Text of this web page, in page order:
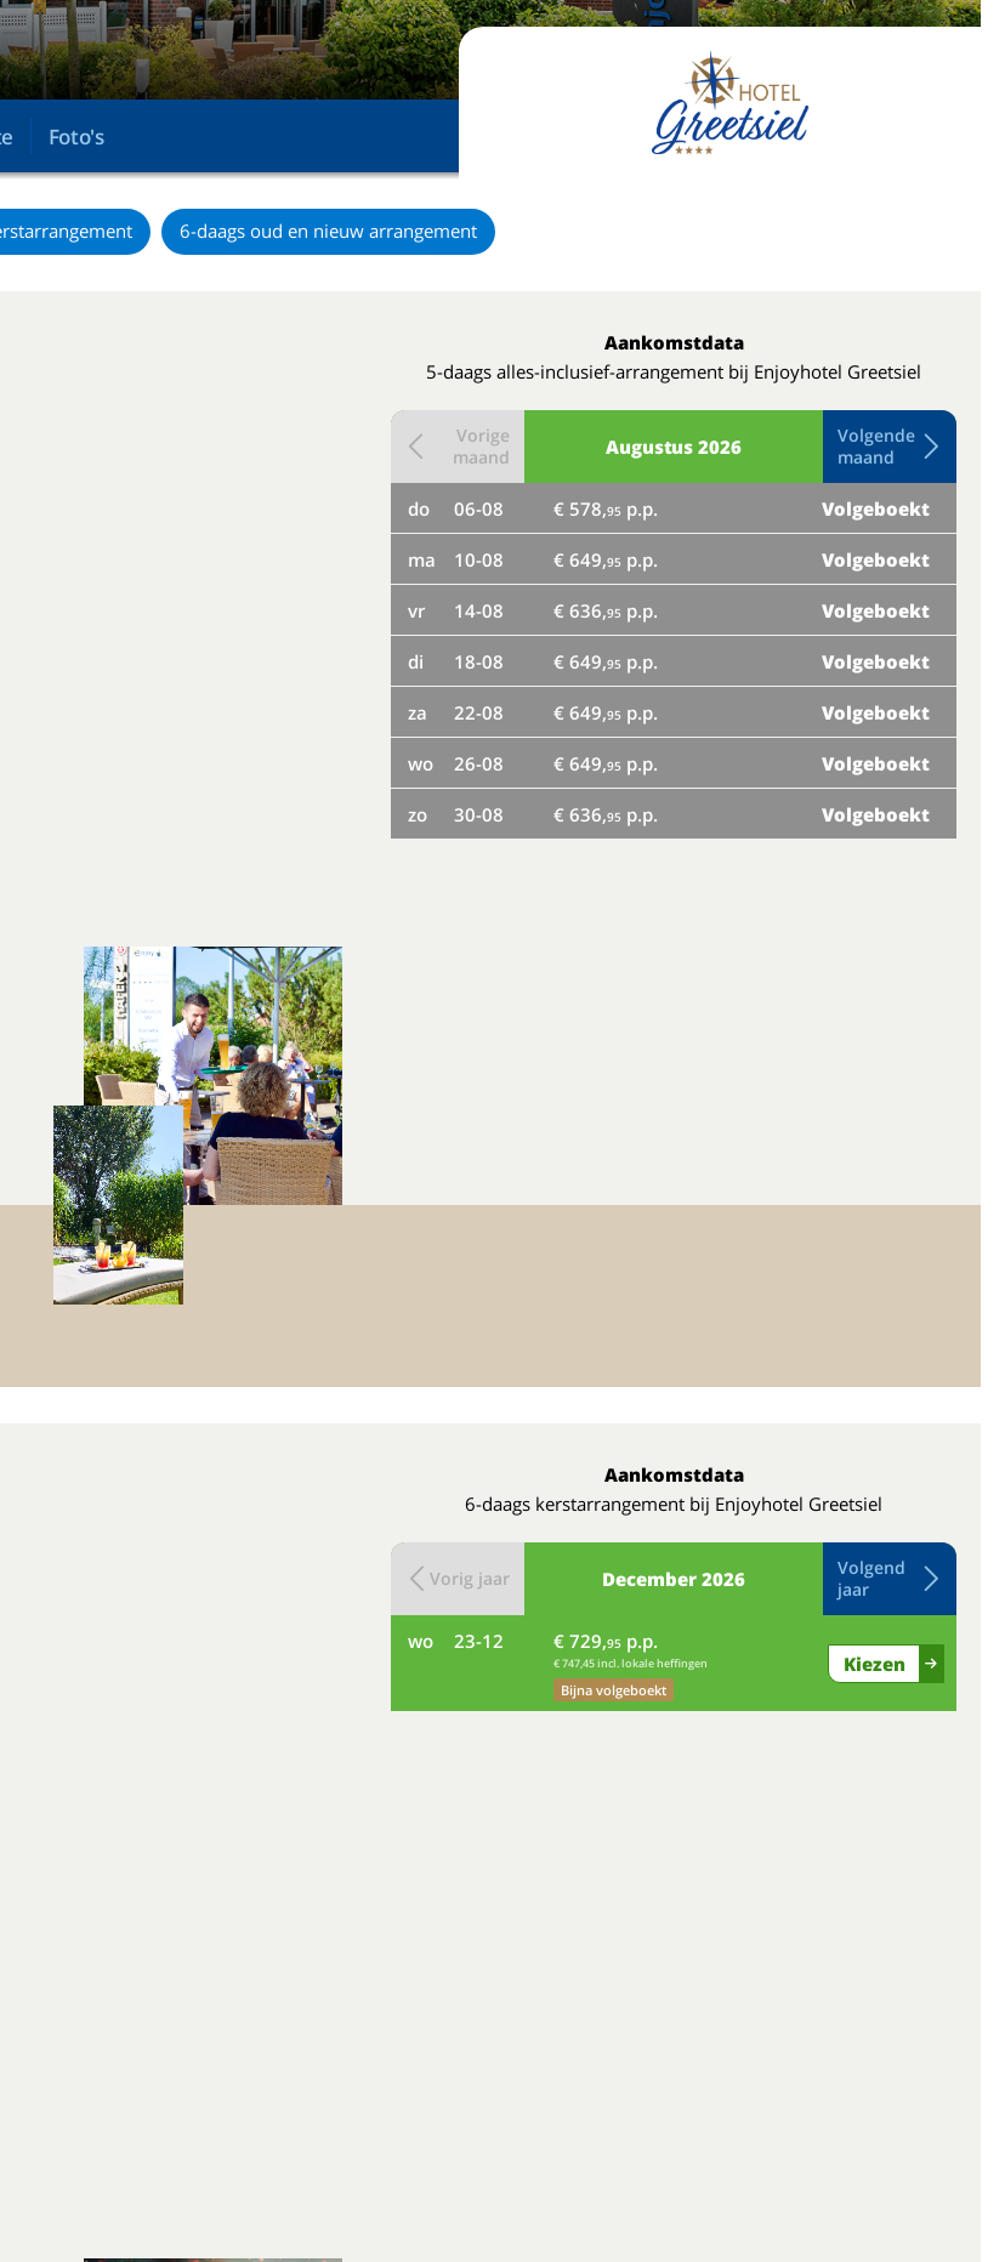
Foto's
6-daags oud en nieuw arrangement
Aankomstdata
5-daags alles-inclusief-arrangement bij Enjoyhotel Greetsiel
Augustus 2026
Vorige
maand
Volgende
maand
do 06-08 € 578,95 p.p. Volgeboekt
ma 10-08 € 649,95 p.p. Volgeboekt
vr 14-08 € 636,95 p.p. Volgeboekt
di 18-08 € 649,95 p.p. Volgeboekt
za 22-08 € 649,95 p.p. Volgeboekt
wo 26-08 € 649,95 p.p. Volgeboekt
zo 30-08 € 636,95 p.p. Volgeboekt
Aankomstdata
6-daags kerstarrangement bij Enjoyhotel Greetsiel
December 2026
Vorig jaar
Volgend
jaar
wo 23-12 € 729,95 p.p.
€ 747,45 incl. lokale heffingen
Bijna volgeboekt
Kiezen